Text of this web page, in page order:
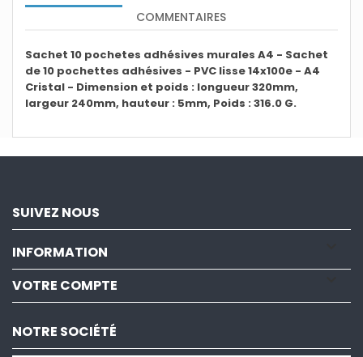
COMMENTAIRES
Sachet 10 pochetes adhésives murales A4 - Sachet
de 10 pochettes adhésives - PVC lisse 14x100e - A4
Cristal - Dimension et poids : longueur 320mm,
largeur 240mm, hauteur : 5mm, Poids : 316.0 G.
SUIVEZ NOUS
INFORMATION
VOTRE COMPTE
NOTRE SOCIÉTÉ